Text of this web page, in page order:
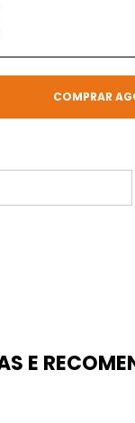
COMPRAR
E